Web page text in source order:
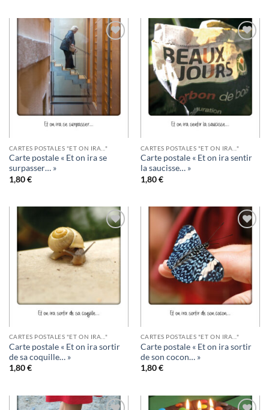
Ajouter
à la
wishlist
CARTES POSTALES "ET ON IRA..."
Carte postale « Et on ira se
surpasser… »
1,80€
Ajouter
à la
wishlist
CARTES POSTALES "ET ON IRA..."
Carte postale « Et on ira sentir
la saucisse… »
1,80€
Ajouter
CARTES POSTALES "ET ON IRA..."
Carte postale « Et on ira sortir
de sa coquille… »
1,80€
Ajouter
à la
wishlist
CARTES POSTALES "ET ON IRA..."
Carte postale « Et on ira sortir
de son cocon… »
1,80€